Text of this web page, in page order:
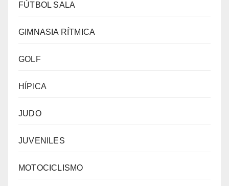
FÚTBOL SALA
GIMNASIA RÍTMICA
GOLF
HÍPICA
JUDO
JUVENILES
MOTOCICLISMO